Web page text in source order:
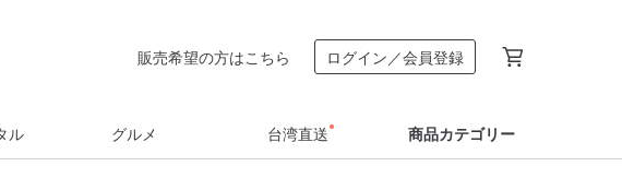
販売希望の方はこちら ログイン／会員登録
ル グルメ 台湾直送 商品カテゴリー